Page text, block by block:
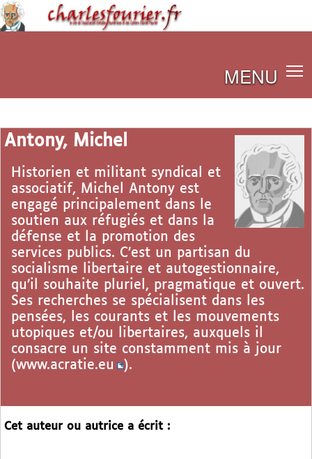
MENU
Antony, Michel
Historien et militant syndical et
associatif, Michel Antony est
engagé principalement dans le
soutien aux réfugiés et dans la
défense et la promotion des
services publics. C’est un partisan du
socialisme libertaire et autogestionnaire,
qu’il souhaite pluriel, pragmatique et ouvert.
Ses recherches se spécialisent dans les
pensées, les courants et les mouvements
utopiques et/ou libertaires, auxquels il
consacre un site constamment mis à jour
(www.acratie.eu ).
Cet auteur ou autrice a écrit :